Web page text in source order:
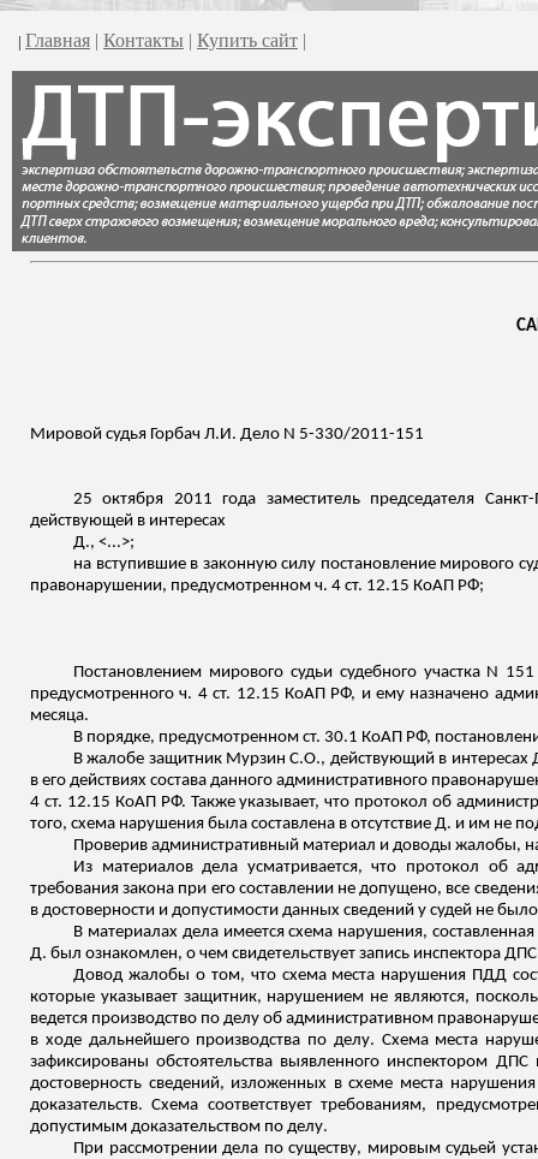
| Главная | Контакты | Купить сайт |
Мировой судья Горбач Л.И. Дело N 5-330/2011-151
25 октября 2011 года заместитель председателя
действующей в интересах
Д., <...>;
на вступившие в законную силу постановление мирового
правонарушении, предусмотренном ч. 4 ст. 12.15 КоАП РФ;
Постановлением мирового судьи судебного участка N
предусмотренного ч. 4 ст. 12.15 КоАП РФ, и ему назначено
месяца.
В порядке, предусмотренном ст. 30.1 КоАП РФ,
В жалобе защитник Мурзин С.О., действующий в интересах
в его действиях состава данного административного
4 ст. 12.15 КоАП РФ. Также указывает, что протокол об
того, схема нарушения была составлена в отсутствие Д. и им не
Проверив административный материал и доводы жалобы,
Из материалов дела усматривается, что протокол об
требования закона при его составлении не допущено, все
в достоверности и допустимости данных сведений у судей не
В материалах дела имеется схема нарушения,
Д. был ознакомлен, о чем свидетельствует запись инспектора
Довод жалобы о том, что схема места нарушения ПДД
которые указывает защитник, нарушением не являются,
ведется производство по делу об административном
в ходе дальнейшего производства по делу. Схема места
зафиксированыобстоятельства выявленного инспектором
достоверность сведений, изложенных в схеме места
доказательств. Схема соответствует требованиям,
допустимым доказательством по делу.
При рассмотрении дела по существу, мировым судьей